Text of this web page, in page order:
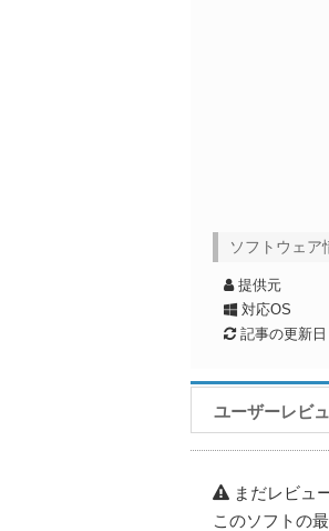
ソフトウェア
提供元
対応OS
記事の更新日
ユーザーレビ
まだレビュ
このソフトの